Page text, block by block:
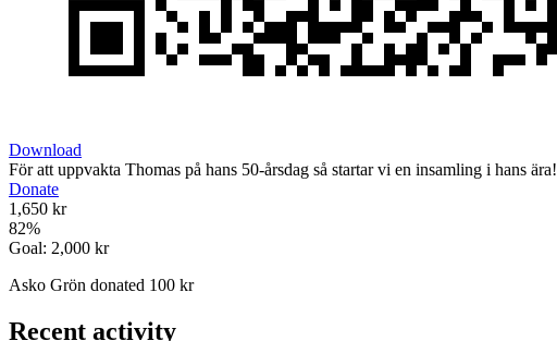
Download
För att uppvakta Thomas på hans 50-årsdag så startar vi en insamling i hans ära!
Donate
1,650 kr
82%
Goal: 2,000 kr
Asko Grön donated 100 kr
Recent activity